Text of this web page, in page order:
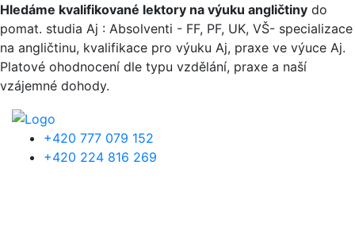
Přejít k hlavnímu obsahu
Hledáme kvalifikované lektory na výuku angličtiny do
pomat. studia Aj : Absolventi - FF, PF, UK, VŠ- specializace
na angličtinu, kvalifikace pro výuku Aj, praxe ve výuce Aj.
Platové ohodnocení dle typu vzdělání, praxe a naší
vzájemné dohody.
+420 777 079 152
+420 224 816 269